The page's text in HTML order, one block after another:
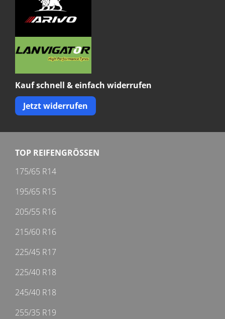
Kauf schnell & einfach widerrufen
Jetzt widerrufen
TOP REIFENGRÖSSEN
175/65 R14
195/65 R15
205/55 R16
215/60 R16
225/45 R17
225/40 R18
245/40 R18
255/35 R19